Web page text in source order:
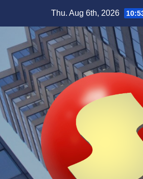
content
Thu. Aug 6th, 2026